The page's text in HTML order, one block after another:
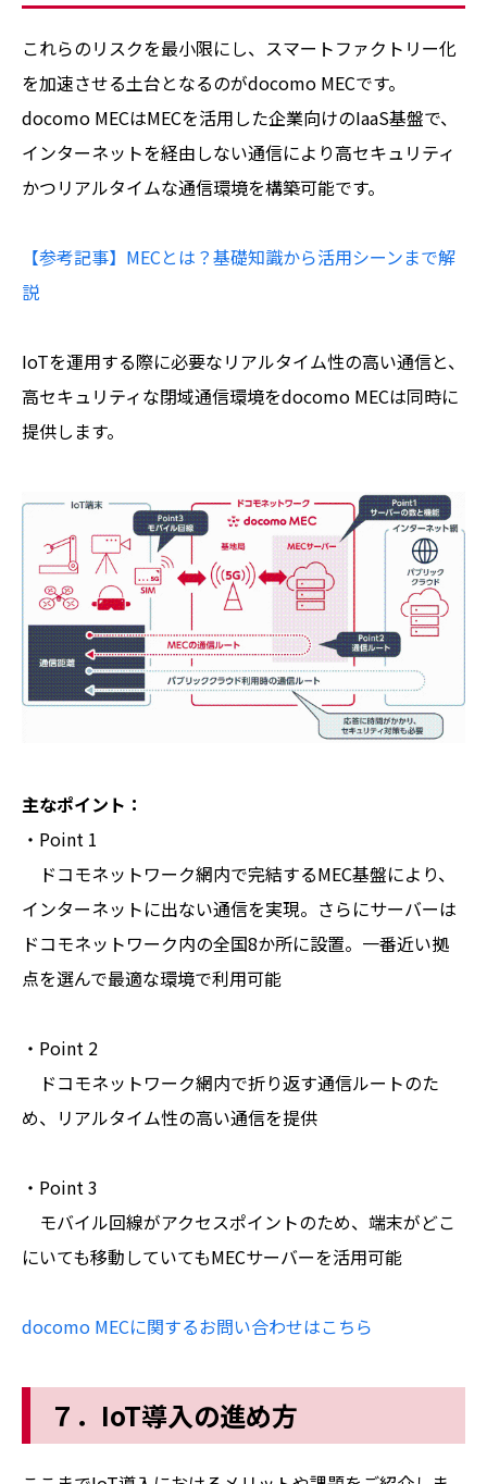
これらのリスクを最小限にし、スマートファクトリー化
を加速させる土台となるのがdocomo MECです。
docomo MECはMECを活用した企業向けのIaaS基盤で、
インターネットを経由しない通信により高セキュリティ
かつリアルタイムな通信環境を構築可能です。
【参考記事】MECとは？基礎知識から活用シーンまで解
説
IoTを運用する際に必要なリアルタイム性の高い通信と、
高セキュリティな閉域通信環境をdocomo MECは同時に
提供します。
主なポイント：
・Point 1
ドコモネットワーク網内で完結するMEC基盤により、
インターネットに出ない通信を実現。さらにサーバーは
ドコモネットワーク内の全国8か所に設置。一番近い拠
点を選んで最適な環境で利用可能
・Point 2
ドコモネットワーク網内で折り返す通信ルートのた
め、リアルタイム性の高い通信を提供
・Point 3
モバイル回線がアクセスポイントのため、端末がどこ
にいても移動していてもMECサーバーを活用可能
docomo MECに関するお問い合わせはこちら
７．IoT導入の進め方